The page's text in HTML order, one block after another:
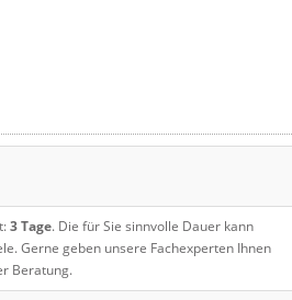
3 Tage. Die für Sie sinnvolle Dauer kann
Gerne geben unsere Fachexperten Ihnen
Beratung.